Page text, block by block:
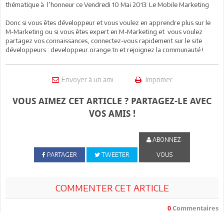
thématique à l’honneur ce Vendredi 10 Mai 2013: Le Mobile Marketing
Donc si vous êtes développeur et vous voulez en apprendre plus sur le
M-Marketing ou si vous êtes expert en M-Marketing et vous voulez
partagez vos connaissances, connectez-vous rapidement sur le site
développeurs : developpeur.orange.tn et rejoignez la communauté !
Envoyer à un ami Imprimer
VOUS AIMEZ CET ARTICLE ? PARTAGEZ-LE AVEC
VOS AMIS !
PARTAGER TWEETER
ABONNEZ-
VOUS
COMMENTER CET ARTICLE
0 Commentaires